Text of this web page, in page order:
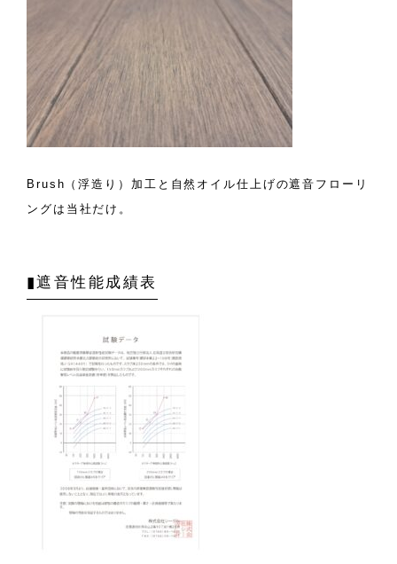
Brush（浮造り）加工と自然オイル仕上げの遮音フローリ
ングは当社だけ。
▮遮音性能成績表